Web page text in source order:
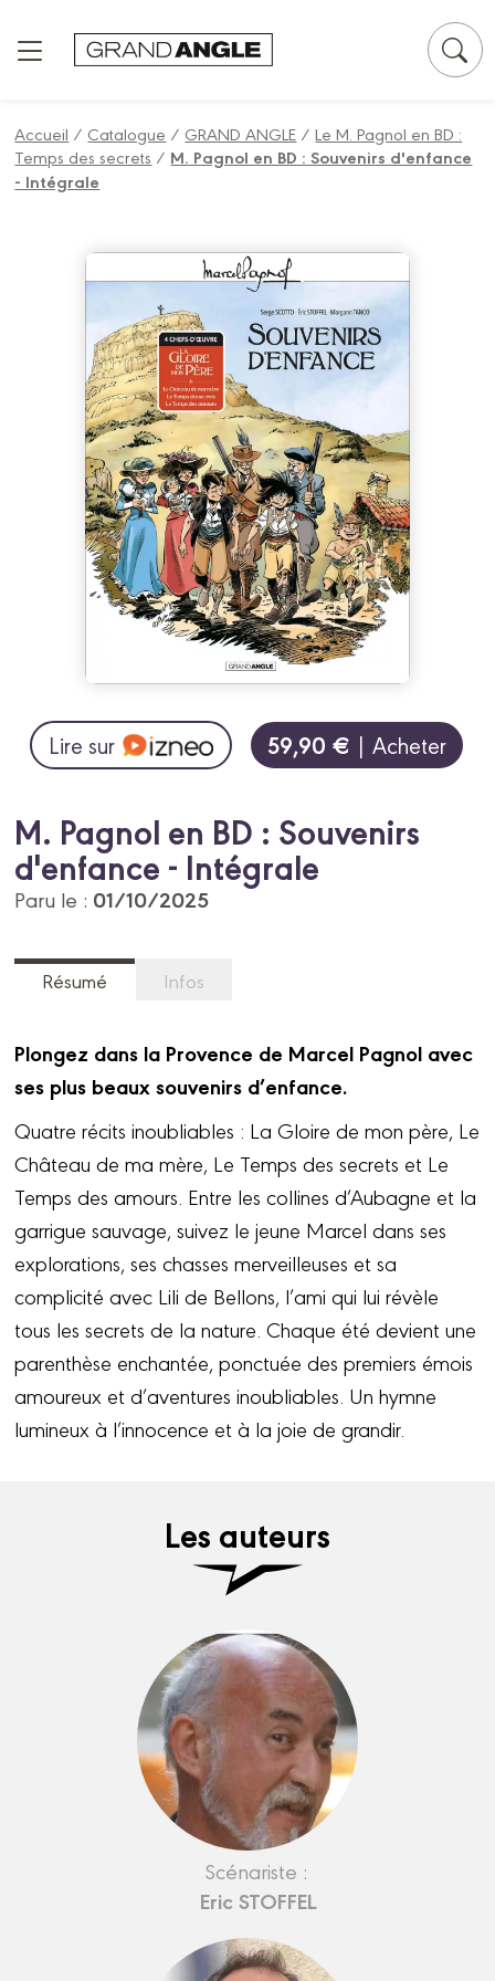
Accueil / Catalogue / GRAND ANGLE /Le M. Pagnol en BD :
Temps des secrets / M. Pagnol en BD : Souvenirs d'enfance
- Intégrale
Lire sur 59,90 € | Acheter
M. Pagnol en BD : Souvenirs
d'enfance - Intégrale
Paru le : 01/10/2025
Résumé Infos
Plongez dans la Provence de Marcel Pagnol avec
ses plus beaux souvenirs d’enfance.
Quatre récits inoubliables : La Gloire de mon père, Le
Château de ma mère, Le Temps des secrets et Le
Temps des amours. Entre les collines d’Aubagne et la
garrigue sauvage, suivez le jeune Marcel dans ses
explorations, ses chasses merveilleuses et sa
complicité avec Lili de Bellons, l’ami qui lui révèle
tous les secrets de la nature. Chaque été devient une
parenthèse enchantée, ponctuée des premiers émois
amoureux et d’aventures inoubliables. Un hymne
lumineux à l’innocence et à la joie de grandir.
Les auteurs
Scénariste :
Eric STOFFEL